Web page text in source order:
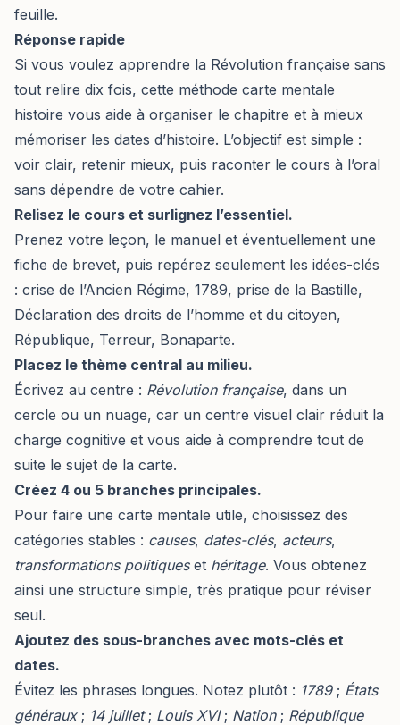
feuille.
Réponse rapide
Si vous voulez apprendre la Révolution française sans
tout relire dix fois, cette méthode carte mentale
histoire vous aide à organiser le chapitre et à mieux
mémoriser les dates d’histoire. L’objectif est simple :
voir clair, retenir mieux, puis raconter le cours à l’oral
sans dépendre de votre cahier.
Relisez le cours et surlignez l’essentiel.
Prenez votre leçon, le manuel et éventuellement une
fiche de brevet, puis repérez seulement les idées-clés
: crise de l’Ancien Régime, 1789, prise de la Bastille,
Déclaration des droits de l’homme et du citoyen,
République, Terreur, Bonaparte.
Placez le thème central au milieu.
Écrivez au centre : Révolution française, dans un
cercle ou un nuage, car un centre visuel clair réduit la
charge cognitive et vous aide à comprendre tout de
suite le sujet de la carte.
Créez 4 ou 5 branches principales.
Pour faire une carte mentale utile, choisissez des
catégories stables : causes, dates-clés, acteurs,
transformations politiqueset héritage. Vous obtenez
ainsi une structure simple, très pratique pour réviser
seul.
Ajoutez des sous-branches avec mots-clés et
dates.
Évitez les phrases longues. Notez plutôt : 1789; États
généraux; 14 juillet; Louis XVI; Nation; République